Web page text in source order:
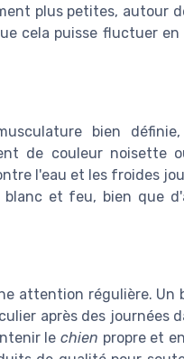
plus petites, autour
cela puisse fluctuer
bien
de couleur noisette
l'eau et les froides
et feu, bien que
attention régulière. Un
après des journées
le chien propre et